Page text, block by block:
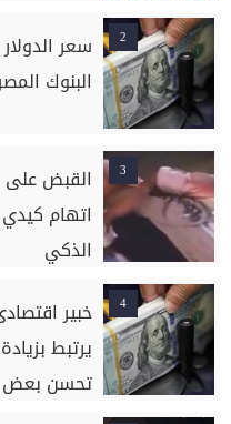
2
البنوك
3
القبض على
اتهام
الذكي
4
خبير
يرتبط
تحسن بعض